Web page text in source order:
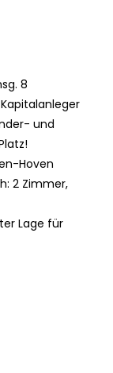
8
und
Hoven
2 Zimmer,
Lage für